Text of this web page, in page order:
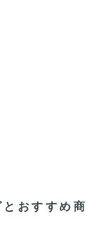
おすすめ商